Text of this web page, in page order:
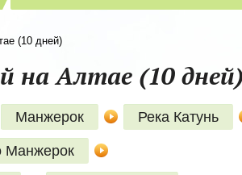
(10 дней)
на Алтае (10 дней)
Манжерок Река Катунь
Манжерок